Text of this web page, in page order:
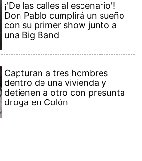
¡'De las calles al escenario'!
Don Pablo cumplirá un sueño
con su primer show junto a
una Big Band
Capturan a tres hombres
dentro de una vivienda y
detienen a otro con presunta
droga en Colón